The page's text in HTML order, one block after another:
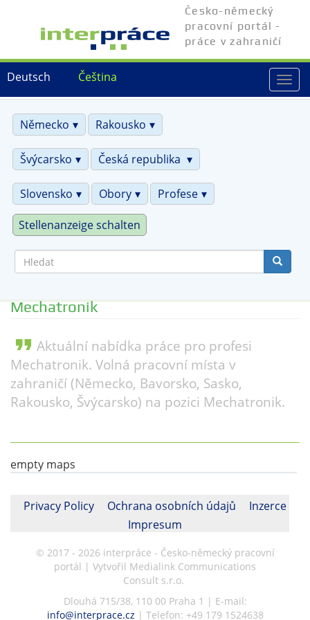
hlavnímu
Čeština
Deutsch
Česko-německý
pracovní portál -
práce v zahraničí
Německo
Rakousko
Švýcarsko Česká republika
Slovensko Obory Profese
Stellenanzeige schalten
Mechatronik
format_quote Aktuální nabídka práce pro profesi
Mechatronik. Volná pracovní místa v
zahraničí (Německo, Bavorsko, Sasko,
Rakousko, Švýcarsko) na pozici Mechatronik.
empty maps
Privacy Policy Ochrana osobních údajů
Inzerce
Impresum
© 2017 - 2026 interpráce - Česko-německý pracovní
portál | Vytvořil Medialink Communications
Consult s.r.o.
Dlouhá 715/38, 110 00 Praha 1 | E-mail:
info@interprace.cz | Telefon: +49 179 1524638